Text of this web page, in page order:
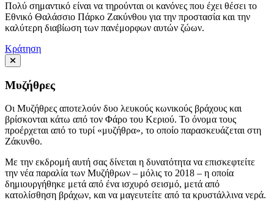
Πολύ σημαντικό είναι να τηρούνται οι κανόνες που έχει θέσει το
Εθνικό Θαλάσσιο Πάρκο Ζακύνθου για την προστασία και την
καλύτερη διαβίωση των πανέμορφων αυτών ζώων.
Κράτηση
Μυζήθρες
Οι Μυζήθρες αποτελούν δυο λευκούς κωνικούς βράχους και
βρίσκονται κάτω από τον Φάρο του Κεριού. Το όνομα τους
προέρχεται από το τυρί «μυζήθρα», το οποίο παρασκευάζεται στη
Ζάκυνθο.
Με την εκδρομή αυτή σας δίνεται η δυνατότητα να επισκεφτείτε
την νέα παραλία των Μυζήθρων – μόλις το 2018 – η οποία
δημιουργήθηκε μετά από ένα ισχυρό σεισμό, μετά από
κατολίσθηση βράχων, και να μαγευτείτε από τα κρυστάλλινα νερά.